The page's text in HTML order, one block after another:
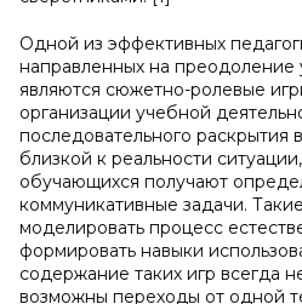
Одной из эффективных
направленных на преодоление
являются сюжетно-ролевые
организации учебной
последовательного
близкой к реальности
обучающихся получают
коммуникативные задачи.
моделировать процесс
формировать навыки
содержание таких игр всегда
возможны переходы от одной